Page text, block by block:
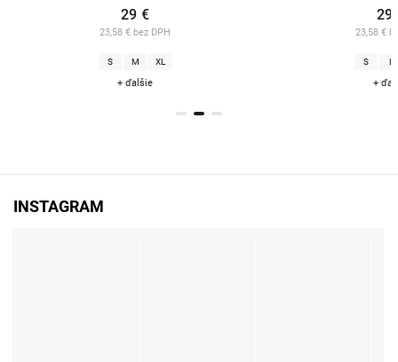
23,58 € bez DPH
29 €
M XL
+ ďalšie
23,58 € bez
29 €
+ ďalšie
INSTAGRAM